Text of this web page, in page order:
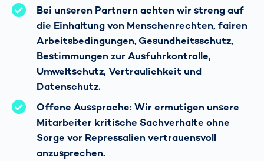
Bei unseren Partnern achten wir streng auf
die Einhaltung von Menschenrechten, fairen
Arbeitsbedingungen, Gesundheitsschutz,
Bestimmungen zur Ausfuhrkontrolle,
Umweltschutz, Vertraulichkeit und
Datenschutz.
Offene Aussprache: Wir ermutigen unsere
Mitarbeiter kritische Sachverhalte ohne
Sorge vor Repressalien vertrauensvoll
anzusprechen.